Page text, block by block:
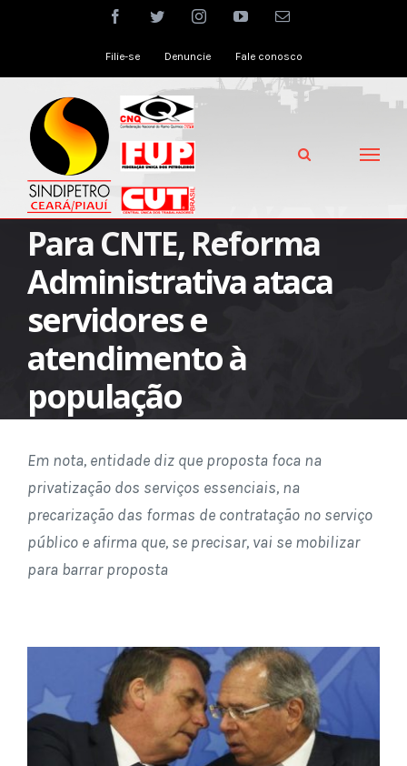
facebooktwitter instagramyoutubeEmail
Filie-se Denuncie Fale conosco
Para CNTE, Reforma
Administrativa ataca
servidores e
atendimento à
população
Em nota, entidade diz que proposta foca na
privatização dos serviços essenciais, na
precarização das formas de contratação no serviço
público e afirma que, se precisar, vai se mobilizar
para barrar proposta